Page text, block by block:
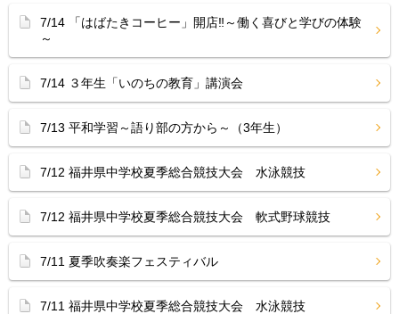
7/14 「はばたきコーヒー」開店‼︎～働く喜びと学びの体験
～
7/14 ３年生「いのちの教育」講演会
7/13 平和学習～語り部の方から～（3年生）
7/12 福井県中学校夏季総合競技大会 水泳競技
7/12 福井県中学校夏季総合競技大会 軟式野球競技
7/11 夏季吹奏楽フェスティバル
7/11 福井県中学校夏季総合競技大会 水泳競技